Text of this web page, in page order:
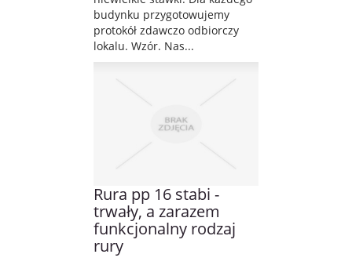
budynku przygotowujemy
protokół zdawczo odbiorczy
lokalu. Wzór. Nas...
Rura pp 16 stabi -
trwały, a zarazem
funkcjonalny rodzaj
rury